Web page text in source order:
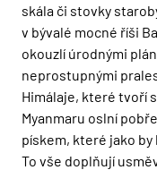
skála či stovky
v bývalé mocné říši
okouzlí úrodnými
neprostupnými
Himálaje, které tvoří
Myanmaru oslní
pískem, které jako
To vše doplňují